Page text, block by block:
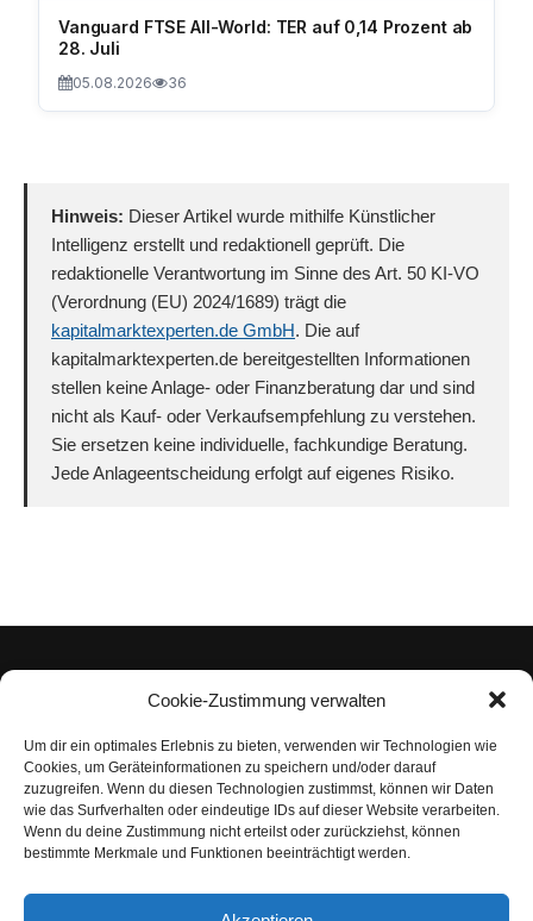
Cookie-Zustimmung verwalten
Um dir ein optimales Erlebnis zu bieten, verwenden wir Technologien wie
Cookies, um Geräteinformationen zu speichern und/oder darauf
zuzugreifen. Wenn du diesen Technologien zustimmst, können wir Daten
wie das Surfverhalten oder eindeutige IDs auf dieser Website verarbeiten.
Wenn du deine Zustimmung nicht erteilst oder zurückziehst, können
bestimmte Merkmale und Funktionen beeinträchtigt werden.
Vanguard FTSE All-World: TER auf 0,14 Prozent ab
28. Juli
05.08.2026 36
Hinweis: Dieser Artikel wurde mithilfe Künstlicher
Intelligenz erstellt und redaktionell geprüft. Die
redaktionelle Verantwortung im Sinne des Art. 50 KI-VO
(Verordnung (EU) 2024/1689) trägt die
kapitalmarktexperten.de GmbH. Die auf
kapitalmarktexperten.de bereitgestellten Informationen
stellen keine Anlage- oder Finanzberatung dar und sind
nicht als Kauf- oder Verkaufsempfehlung zu verstehen.
Sie ersetzen keine individuelle, fachkundige Beratung.
Jede Anlageentscheidung erfolgt auf eigenes Risiko.
Impressum
Datenschutzerklärung
Nutzungsbedingungen | Haftungsausschluss